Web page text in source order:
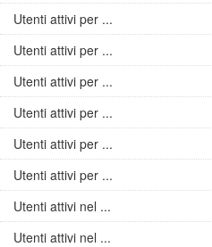
Utenti attivi per ...
Utenti attivi per ...
Utenti attivi per ...
Utenti attivi per ...
Utenti attivi per ...
Utenti attivi per ...
Utenti attivi nel ...
Utenti attivi nel ...